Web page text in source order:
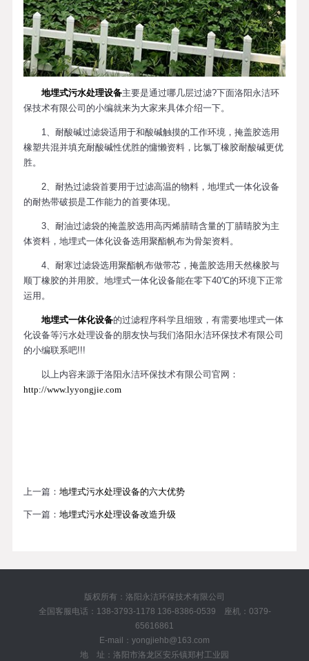
地埋式污水处理设备主要是通过哪几层过滤?下面洛阳永洁环
保技术有限公司的小编就来为大家来具体介绍一下。
1、耐酸碱过滤袋适用于和酸碱触摸的工作环境，掩盖胶选用
橡塑共混并填充耐酸碱性优胜的慵懒资料，比氯丁橡胶耐酸碱更优
胜。
2、耐热过滤袋首要用于过滤高温的物料，地埋式一体化设备
的耐热带破损是工作能力的首要体现。
3、耐油过滤袋的掩盖胶选用高丙烯腈睛含量的丁腈睛胶为主
体资料，地埋式一体化设备选用聚酯帆布为骨架资料。
4、耐寒过滤袋选用聚酯帆布做带芯，掩盖胶选用天然橡胶与
顺丁橡胶的并用胶。地埋式一体化设备能在零下40℃的环境下正常
运用。
地埋式一体化设备的过滤程序科学且细致，有需要地埋式一体
化设备等污水处理设备的朋友快与我们洛阳永洁环保技术有限公司
的小编联系吧!!!
以上内容来源于洛阳永洁环保技术有限公司官网：
http://www.lyyongjie.com
上一篇：地埋式污水处理设备的六大优势
下一篇：地埋式污水处理设备改造升级
版权所有：洛阳永洁环保技术有限公司
全国客服电话：138-3793-1178 136-8386-0539 座机：0379-
65616861
E-mail：yongjiehb@163.com
地 址：洛阳市洛龙区安乐镇郑村工业园